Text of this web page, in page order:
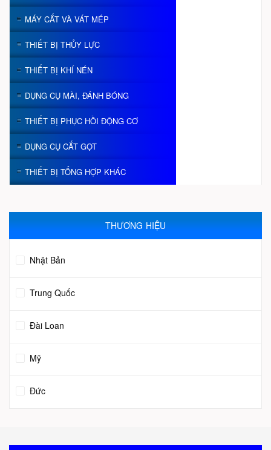
MÁY CẮT VÀ VÁT MÉP
THIẾT BỊ THỦY LỰC
THIẾT BỊ KHÍ NÉN
DỤNG CỤ MÀI, ĐÁNH BÓNG
THIẾT BỊ PHỤC HỒI ĐỘNG CƠ
DỤNG CỤ CẮT GỌT
THIẾT BỊ TỔNG HỢP KHÁC
THƯƠNG HIỆU
Nhật Bản
Trung Quốc
Đài Loan
Mỹ
Đức